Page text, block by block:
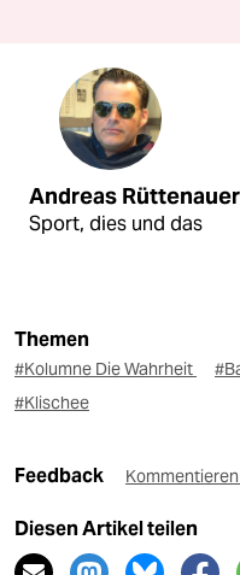
Andreas Rüttenauer
Sport, dies und das
Themen
#Kolumne Die Wahrheit
#Klischee
Feedback Kommentieren
Diesen Artikel teilen